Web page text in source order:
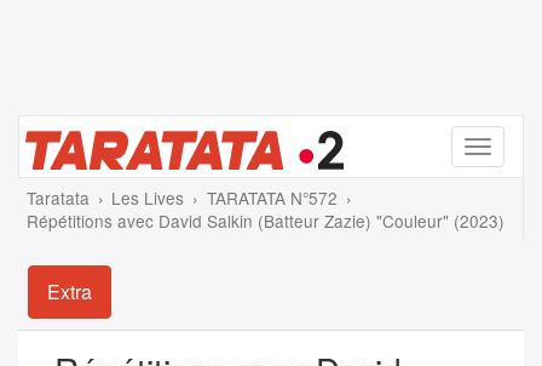
Menu
Taratata Les Lives
TARATATA N°572
Répétitions avec David Salkin (Batteur Zazie) "Couleur" (2023)
Extra